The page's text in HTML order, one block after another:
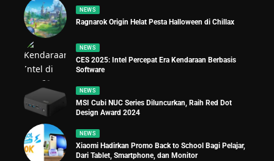
NEWS
Ragnarok Origin Helat Pesta Halloween di Chillax
NEWS
CES 2025: Intel Percepat Era Kendaraan Berbasis
Software
NEWS
MSI Cubi NUC Series Diluncurkan, Raih Red Dot
Design Award 2024
NEWS
Xiaomi Hadirkan Promo Back to School Bagi Pelajar,
Dari Tablet, Smartphone, dan Monitor